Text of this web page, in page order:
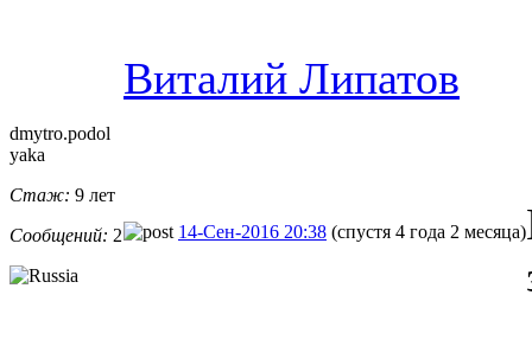
Виталий Липатов
dmytro.podol
yaka
Стаж: 9 лет
Сообщений: 2 14-Сен-2016 20:38 (спустя 4 года 2 месяца)